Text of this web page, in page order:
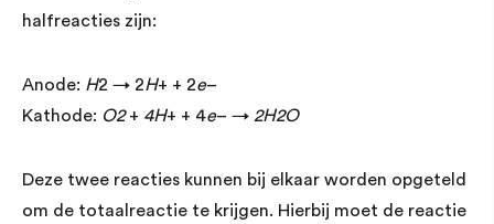
halfreacties zijn:
Anode: H2 → 2H+ + 2e–
Kathode: O2+ 4H+ + 4e– → 2H2O
Deze twee reacties kunnen bij elkaar worden opgeteld
om de totaalreactie te krijgen. Hierbij moet de reactie